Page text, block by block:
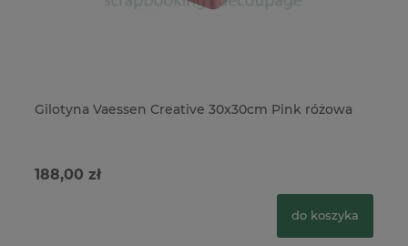
Gilotyna Vaessen Creative 30x30cm Pink różowa
188,00 zł
do koszyka